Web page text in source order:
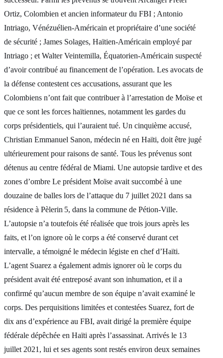
Ortiz, Colombien et ancien informateur du FBI ; Antonio
Intriago, Vénézuélien-Américain et propriétaire d’une société
de sécurité ; James Solages, Haïtien-Américain employé par
Intriago ; et Walter Veintemilla, Équatorien-Américain suspecté
d’avoir contribué au financement de l’opération. Les avocats de
la défense contestent ces accusations, assurant que les
Colombiens n’ont fait que contribuer à l’arrestation de Moïse et
que ce sont les forces haïtiennes, notamment les gardes du
corps présidentiels, qui l’auraient tué. Un cinquième accusé,
Christian Emmanuel Sanon, médecin né en Haïti, doit être jugé
ultérieurement pour raisons de santé. Tous les prévenus sont
détenus au centre fédéral de Miami. Une autopsie tardive et des
zones d’ombre Le président Moïse avait succombé à une
douzaine de balles lors de l’attaque du 7 juillet 2021 dans sa
résidence à Pèlerin 5, dans la commune de Pétion‑Ville.
L’autopsie n’a toutefois été réalisée que trois jours après les
faits, et l’on ignore où le corps a été conservé durant cet
intervalle, a témoigné le médecin légiste en chef d’Haïti.
L’agent Suarez a également admis ignorer où le corps du
président avait été entreposé avant son inhumation, et il a
confirmé qu’aucun membre de son équipe n’avait examiné le
corps. Des perquisitions limitées et contestées Suarez, fort de
dix ans d’expérience au FBI, avait dirigé la première équipe
fédérale dépêchée en Haïti après l’assassinat. Arrivés le 13
juillet 2021, lui et ses agents sont restés environ deux semaines